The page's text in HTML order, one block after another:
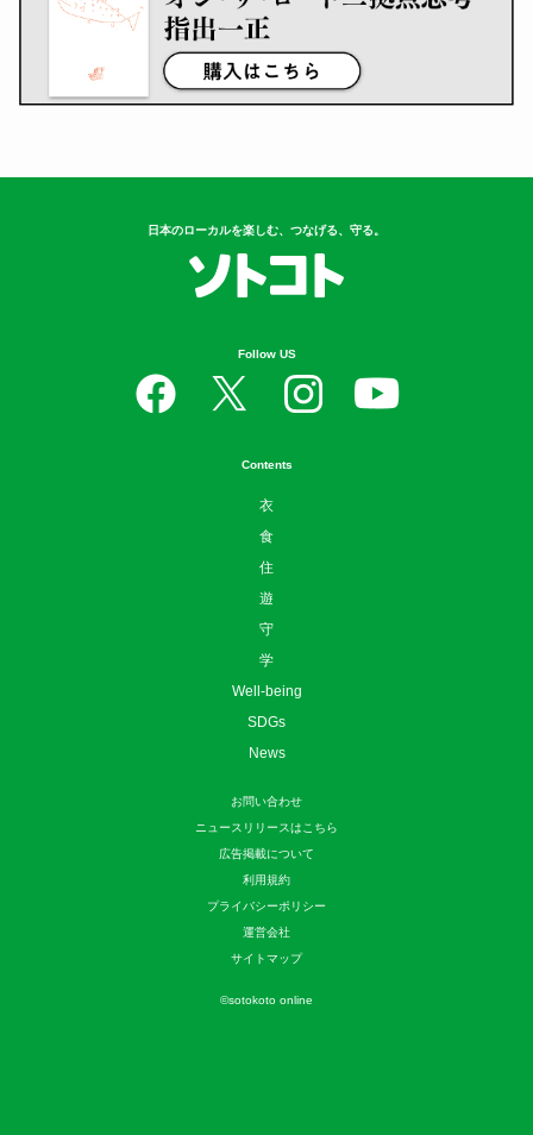
日本のローカルを楽しむ、つなげる、守る。
Follow US
Contents
衣
食
住
遊
守
学
Well-being
SDGs
News
お問い合わせ
ニュースリリースはこちら
広告掲載について
利用規約
プライバシーポリシー
運営会社
サイトマップ
©sotokoto online